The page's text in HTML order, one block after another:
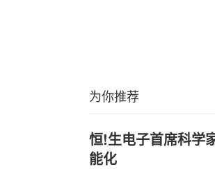
为你推荐
恒!生电子首席科学
能化